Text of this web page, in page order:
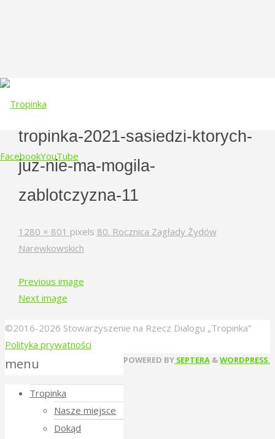
FacebookYouTube
tropinka-2021-sasiedzi-ktorych-
juz-nie-ma-mogila-
zablotczyzna-11
Full
size
1280 × 801 pixels 80. Rocznica Zagłady Żydów
Narewkowskich
Previous image
Next image
©2016-2026 Stowarzyszenie na Rzecz Dialogu „Tropinka”
Polityka prywatności
POWERED BY SEPTERA &WORDPRESS.
Back
Top
menu
Tropinka
Nasze miejsce
Dokąd